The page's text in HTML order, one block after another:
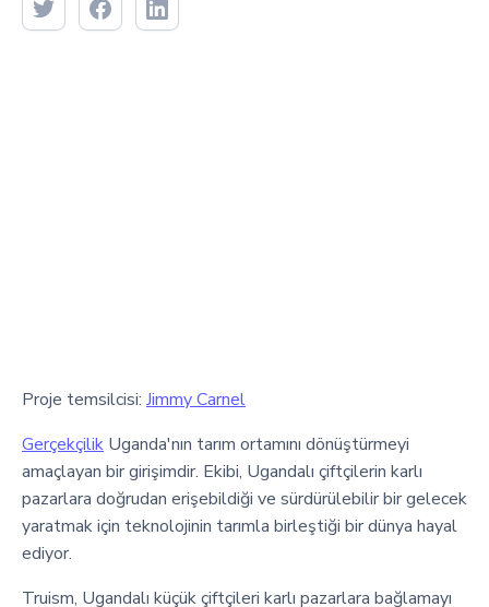
Proje temsilcisi: Jimmy Carnel
Gerçekçilik Uganda'nın tarım ortamını dönüştürmeyi
amaçlayan bir girişimdir. Ekibi, Ugandalı çiftçilerin karlı
pazarlara doğrudan erişebildiği ve sürdürülebilir bir gelecek
yaratmak için teknolojinin tarımla birleştiği bir dünya hayal
ediyor.
Truism, Ugandalı küçük çiftçileri karlı pazarlara bağlamayı